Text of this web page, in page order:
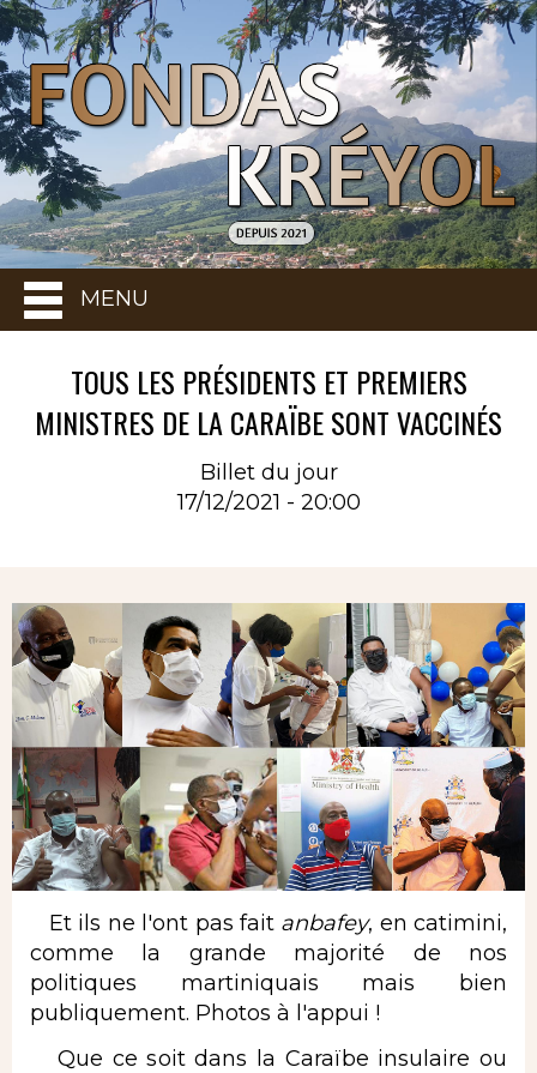
MENU
TOUS LES PRÉSIDENTS ET PREMIERS
MINISTRES DE LA CARAÏBE SONT VACCINÉS
Billet du jour
17/12/2021 - 20:00
Et ils ne l'ont pas fait anbafey, en catimini,
comme la grande majorité de nos
politiques martiniquais mais bien
publiquement. Photos à l'appui !
Que ce soit dans la Caraïbe insulaire ou